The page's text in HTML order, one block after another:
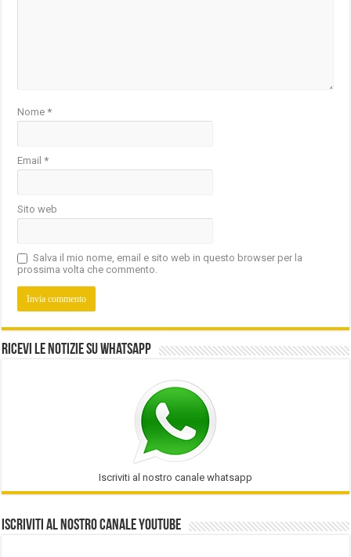
Nome*
Email*
Sito web
Salva il mio nome, email e sito web in questo browser per la
prossima volta che commento.
Ricevi le notizie su Whatsapp
Iscriviti al nostro canale whatsapp
Iscriviti al nostro Canale Youtube